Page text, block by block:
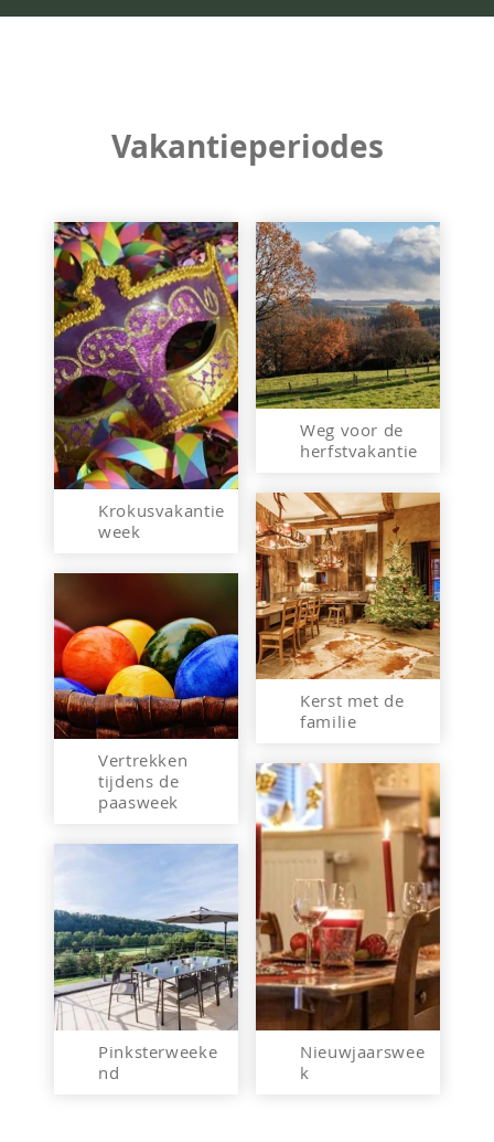
Vakantieperiodes
Krokusvakantie
week
Vertrekken
tijdens de
paasweek
Pinksterweeke
nd
Weg voor de
herfstvakantie
Kerst met de
familie
Nieuwjaarswee
k